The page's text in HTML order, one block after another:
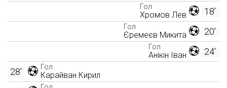
18'
Гол
Хромов Лев
20'
Гол
Єремеєв Микита
24'
Гол
Анікін Іван
Гол
Карайван Кирил
28'